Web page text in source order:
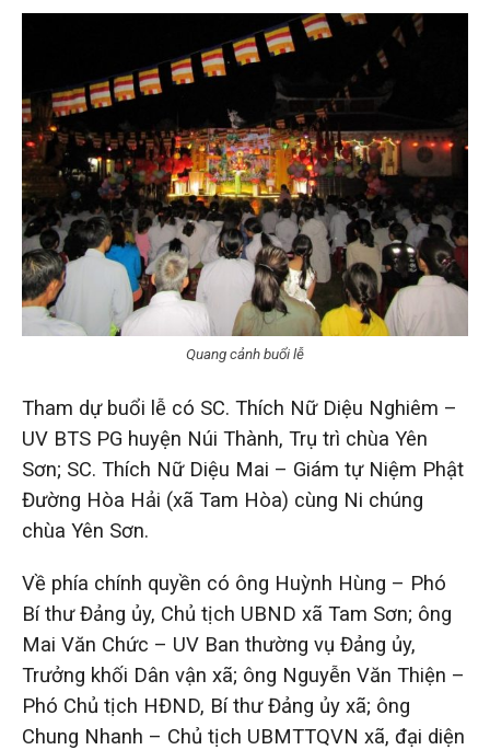
Quang cảnh buổi lễ
Tham dự buổi lễ có SC. Thích Nữ Diệu Nghiêm –
UV BTS PG huyện Núi Thành, Trụ trì chùa Yên
Sơn; SC. Thích Nữ Diệu Mai – Giám tự Niệm Phật
Đường Hòa Hải (xã Tam Hòa) cùng Ni chúng
chùa Yên Sơn.
Về phía chính quyền có ông Huỳnh Hùng – Phó
Bí thư Đảng ủy, Chủ tịch UBND xã Tam Sơn; ông
Mai Văn Chức – UV Ban thường vụ Đảng ủy,
Trưởng khối Dân vận xã; ông Nguyễn Văn Thiện –
Phó Chủ tịch HĐND, Bí thư Đảng ủy xã; ông
Chung Nhanh – Chủ tịch UBMTTQVN xã, đại diện